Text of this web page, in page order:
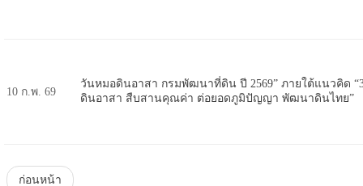
10 ก.พ. 69
วันหมอดินอาสา กรมพัฒนาที่ดิน ปี 2569” ภายใต้แนวคิด
ดินอาสา สืบสานคุณค่า ต่อยอดภูมิปัญญา พัฒนาดินไทย”
ก่อนหน้า